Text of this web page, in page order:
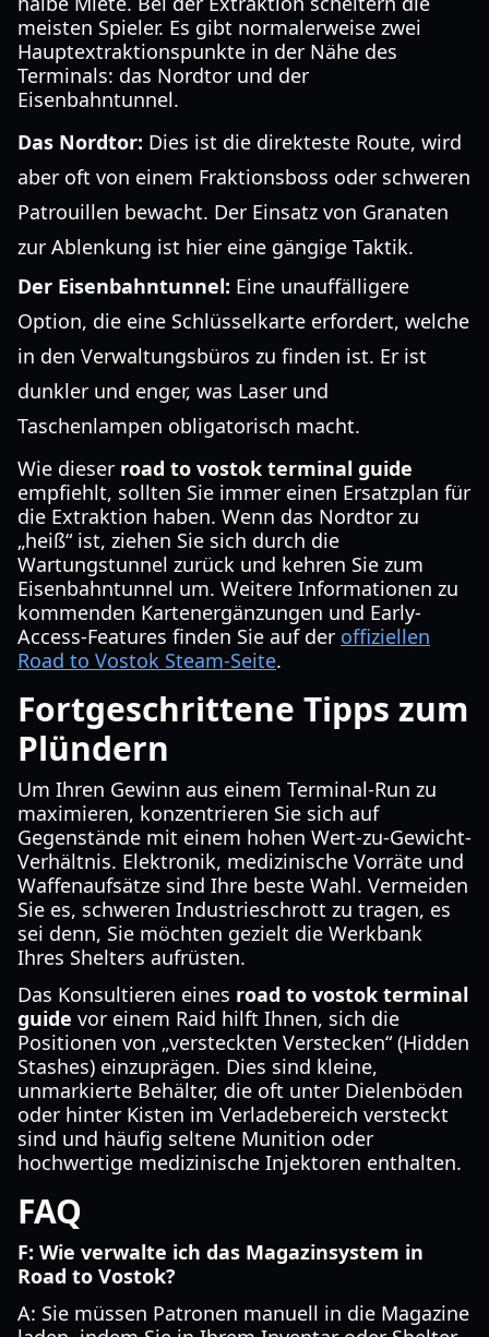
meisten Spieler. Es gibt normalerweise zwei
Hauptextraktionspunkte in der Nähe des
Terminals: das Nordtor und der
Eisenbahntunnel.
Das Nordtor: Dies ist die direkteste Route, wird
aber oft von einem Fraktionsboss oder schweren
Patrouillen bewacht. Der Einsatz von Granaten
zur Ablenkung ist hier eine gängige Taktik.
Der Eisenbahntunnel: Eine unauffälligere
Option, die eine Schlüsselkarte erfordert, welche
in den Verwaltungsbüros zu finden ist. Er ist
dunkler und enger, was Laser und
Taschenlampen obligatorisch macht.
Wie dieser road to vostok terminal guide
empfiehlt, sollten Sie immer einen Ersatzplan für
die Extraktion haben. Wenn das Nordtor zu
„heiß“ ist, ziehen Sie sich durch die
Wartungstunnel zurück und kehren Sie zum
Eisenbahntunnel um. Weitere Informationen zu
kommenden Kartenergänzungen und Early-
Access-Features finden Sie auf der offiziellen
Road to Vostok Steam-Seite.
Fortgeschrittene Tipps zum
Plündern
Um Ihren Gewinn aus einem Terminal-Run zu
maximieren, konzentrieren Sie sich auf
Gegenstände mit einem hohen Wert-zu-Gewicht-
Verhältnis. Elektronik, medizinische Vorräte und
Waffenaufsätze sind Ihre beste Wahl. Vermeiden
Sie es, schweren Industrieschrott zu tragen, es
sei denn, Sie möchten gezielt die Werkbank
Ihres Shelters aufrüsten.
Das Konsultieren eines road to vostok terminal
guide vor einem Raid hilft Ihnen, sich die
Positionen von „versteckten Verstecken“ (Hidden
Stashes) einzuprägen. Dies sind kleine,
unmarkierte Behälter, die oft unter Dielenböden
oder hinter Kisten im Verladebereich versteckt
sind und häufig seltene Munition oder
hochwertige medizinische Injektoren enthalten.
FAQ
F: Wie verwalte ich das Magazinsystem in
Road to Vostok?
A: Sie müssen Patronen manuell in die Magazine